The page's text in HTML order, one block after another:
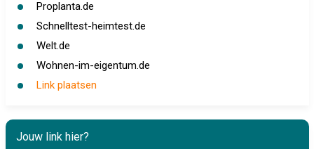
Proplanta.de
Schnelltest-heimtest.de
Welt.de
Wohnen-im-eigentum.de
Link plaatsen
Jouw link hier?